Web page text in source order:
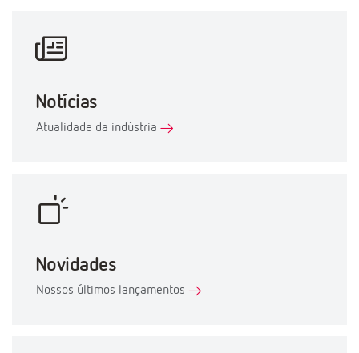
Notícias
Atualidade da indústria
Novidades
Nossos últimos lançamentos